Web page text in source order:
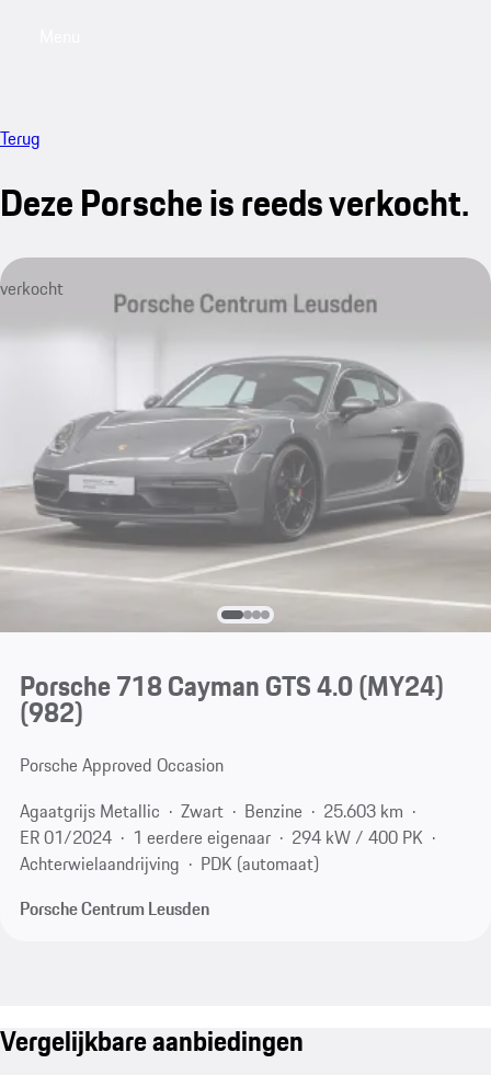
Terug
Deze Porsche is reeds verkocht.
verkocht
Porsche 718 Cayman GTS 4.0 (MY24)
(982)
Porsche Approved Occasion
Agaatgrijs Metallic
Zwart Benzine
25.603 km
ER 01/2024
1 eerdere eigenaar
294 kW / 400 PK
Achterwielaandrijving
PDK (automaat)
Porsche Centrum Leusden
Vergelijkbare aanbiedingen